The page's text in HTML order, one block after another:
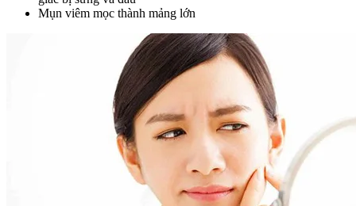
Mụn viêm mọc thành mảng lớn